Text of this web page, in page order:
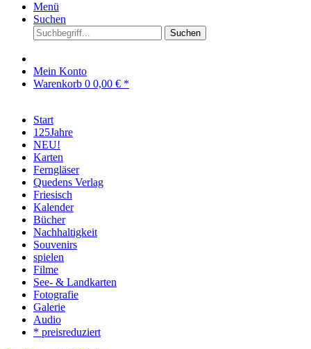
Menü
Suchen
Suchen
Mein Konto
Warenkorb 0 0,00 € *
Start
125Jahre
NEU!
Karten
Ferngläser
Quedens Verlag
Friesisch
Kalender
Bücher
Nachhaltigkeit
Souvenirs
spielen
Filme
See- & Landkarten
Fotografie
Galerie
Audio
* preisreduziert